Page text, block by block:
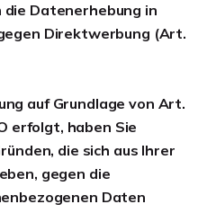
Datenerhebung in
Direktwerbung (Art.
auf Grundlage von Art.
erfolgt, haben Sie
die sich aus Ihrer
gegen die
Daten